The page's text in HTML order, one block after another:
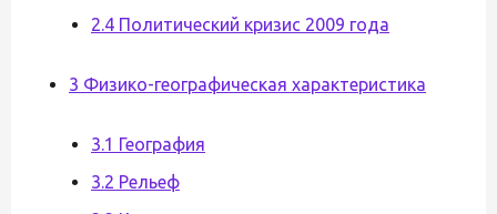
2.4 Политический кризис 2009 года
3 Физико-географическая характеристика
3.1 География
3.2 Рельеф